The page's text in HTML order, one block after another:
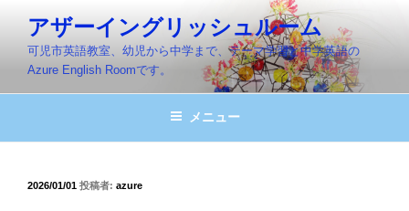
ツ
ス
アザーイングリッシュルーム
可児市英語教室、幼児から中学まで、テーマ学習と中学英語の
Azure English Roomです。
メニュー
投
2026/01/01 投稿者: azure